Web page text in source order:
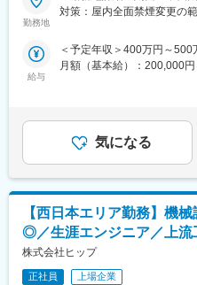
す。
■当社の魅力：
・営業担当による密なフォ
できる担当人数（20～40名
技術者に合わせた頻度で連
方向性、職場環境の改善等
望に沿う提案をしています
あります。
・メンター制度：異なる派
事や技術に対する相談など
勉強会を行っているグルー
・社内掲示板：特定派遣の
識がなくなりがちですが、
■担当業務：
エンジニアとしてキャリア
きます。
＜具体的には＞
◆こんな悩みはないですか
◇コロナ禍で不安定さを痛
職をつけたい。
◇昔からモノづくりに興味
できていない。
◇今の会社に明確な評価基
ップの実感がない。
◆案件配属後：
勤務地
対策：屋内全面禁煙変更の
給与
＜予定年収＞400万円～500
月額（基本給）：200,000
がります。所定外労働手当
2回【年収例】年収450万円
(経験15年)賃金はあくまで
下する可能性があります。
す。
気になる
【西日本エリア勤務】機
◎／生涯エンジニア／上流
株式会社ヒップ
正社員 上場企業